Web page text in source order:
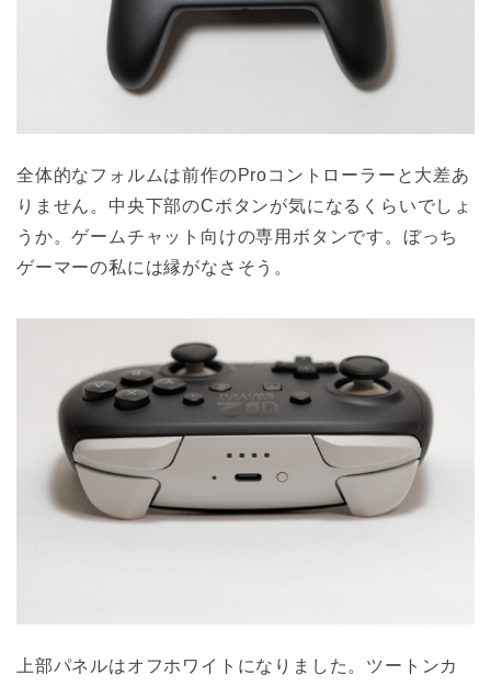
全体的なフォルムは前作のProコントローラーと大差あ
りません。中央下部のCボタンが気になるくらいでしょ
うか。ゲームチャット向けの専用ボタンです。ぼっち
ゲーマーの私には縁がなさそう。
上部パネルはオフホワイトになりました。ツートンカ